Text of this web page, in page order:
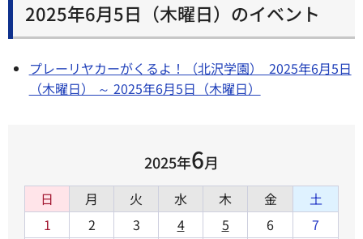
2025年6月5日（木曜日）のイベント
プレーリヤカーがくるよ！（北沢学園） 2025年6月5日
（木曜日） ～ 2025年6月5日（木曜日）
2025年6月
日 月 火 水 木 金
土
1
2 3 4 5 6
7